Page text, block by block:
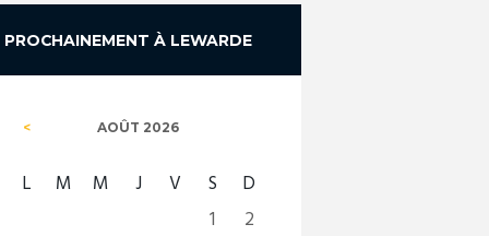
PROCHAINEMENT À LEWARDE
AOÛT 2026
L M M J V S
D
1
2